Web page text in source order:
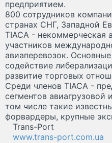
предприятием.
800 сотрудников
странах СНГ, Западной
TIACA - некоммерческая
участников
авиаперевозок.
содействие
развитие торговых
Среди членов TIACA -
сегментов авиагрузовой
том числе такие
форвардеры, крупные
Trans-Port
www.trans-port.com.ua